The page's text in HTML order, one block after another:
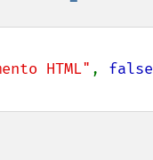
HTML" , false